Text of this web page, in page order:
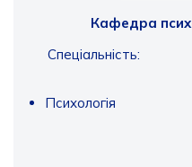
Кафедра
Спеціальність:
Психологія